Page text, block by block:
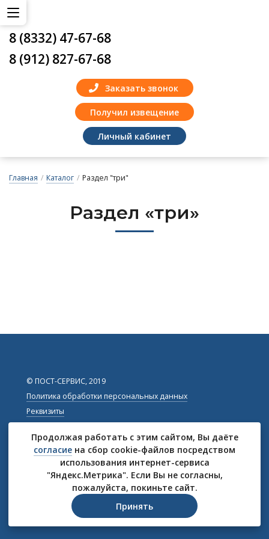
8 (8332) 47-67-68
8 (912) 827-67-68
Заказать звонок
Получил извещение
Личный кабинет
Главная / Каталог / Раздел "три"
Раз­дел «три»
© ПОСТ-СЕРВИС, 2019
Политика обработки персональных данных
Реквизиты
8 (8332) 47-67-68
8 (912) 827-67-68
info@post-servis.ru
Киров, Урицкого, 12
Схема проезда
Разработка сайтов:
Продолжая работать с этим сайтом, Вы даёте
согласие на сбор cookie-файлов посредством
использования интернет-сервиса
"Яндекс.Метрика". Если Вы не согласны,
пожалуйста, покиньте сайт.
Принять